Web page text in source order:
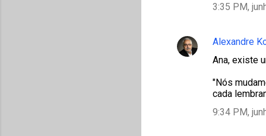
3:35 PM,
Alexandre
Ana, existe
"Nós
cada
9:34 PM,